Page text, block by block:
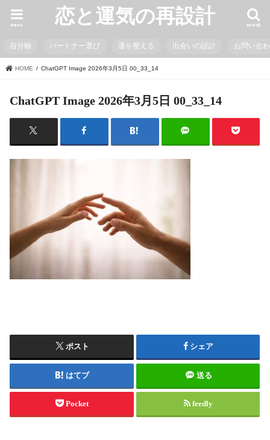
恋と運気の再設計 search
menu
自分軸 パートナー選び 運を整える 出会いの設計 お問い合
HOME ChatGPT Image 2026年3月5日 00_33_14
ChatGPT Image 2026年3月5日 00_33_14
ポスト シェア
はてブ 送る
Pocket feedly